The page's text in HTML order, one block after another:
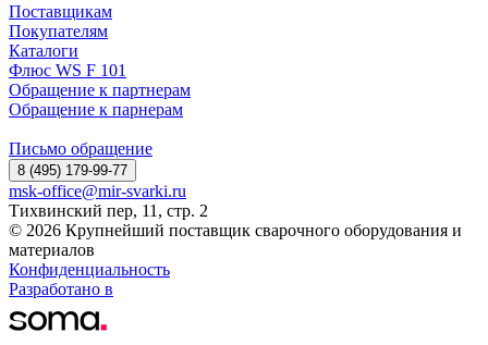
Поставщикам
Покупателям
Каталоги
Флюс WS F 101
Обращение к партнерам
Обращение к парнерам
Письмо обращение
8 (495) 179-99-77
msk-office@mir-svarki.ru
Тихвинский пер, 11, стр. 2
© 2026 Крупнейший поставщик сварочного оборудования и
материалов
Конфиденциальность
Разработано в